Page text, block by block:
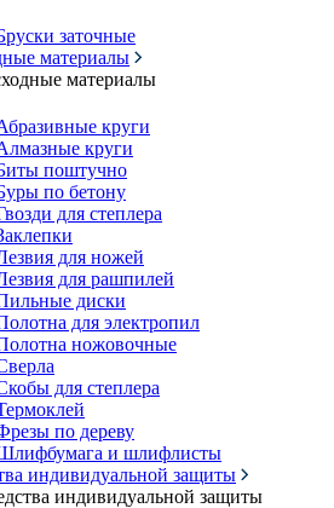
заточные
материалы
материалы
круги
круги
поштучно
по бетону
для степлера
для ножей
для рашпилей
диски
для электропил
ножовочные
для степлера
по дереву
и шлифлисты
индивидуальной защиты
индивидуальной защиты